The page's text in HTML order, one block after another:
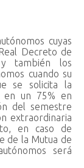
cuyas
Decreto de
también los
cuando su
se solicita la
en un 75% en
del semestre
extraordinaria
en caso de
de la Mutua de
será